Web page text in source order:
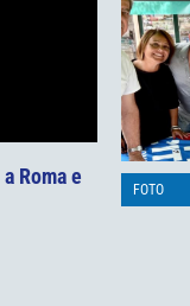
Roma e
FOTO